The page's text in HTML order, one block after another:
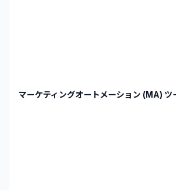
マーケティングオートメーション (MA) ツ